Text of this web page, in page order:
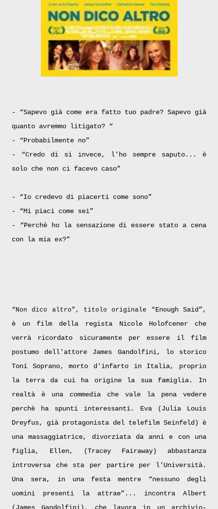
- “Sapevo già come era fatto tuo padre? Sapevo già
quanto avremmo litigato? “
- “Probabilmente no”
- “Credo di si invece, l'ho sempre saputo... è
solo che non ci facevo caso”
- “Io credevo di piacerti come sono”
- “Mi piaci come sei”
- “Perchè ho la sensazione di essere stato a cena
con la mia ex?”
“Non dico altro”, titolo originale “Enough Said”,
è un film della regista Nicole Holofcener che
verrà ricordato sicuramente per essere il film
postumo dell'attore James Gandolfini, lo storico
Toni Soprano, morto d'infarto in Italia, proprio
la terra da cui ha origine la sua famiglia. In
realtà è una commedia che vale la pena vedere
perchè ha spunti interessanti. Eva (Julia Louis
Dreyfus, già protagonista del telefilm Seinfeld) è
una massaggiatrice, divorziata da anni e con una
figlia, Ellen, (Tracey Fairaway) abbastanza
introversa che sta per partire per l'Università.
Una sera, in una festa mentre “nessuno degli
uomini presenti la attrae”... incontra Albert